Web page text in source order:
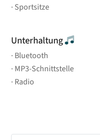
Sportsitze
Unterhaltung
Bluetooth
MP3-Schnittstelle
Radio